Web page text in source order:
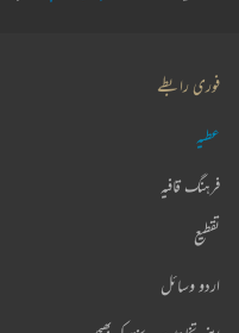
فوری رابطے
عطیہ
فرہنگ قافیہ
تقطیع
اردو وسائل